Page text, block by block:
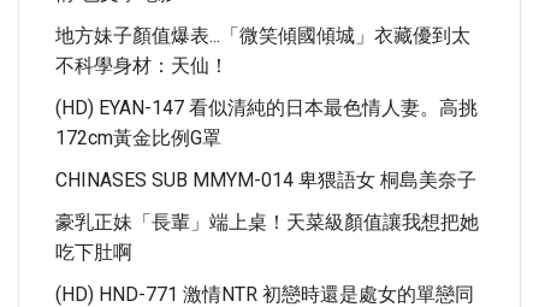
地方妹子顏值爆表...「微笑傾國傾城」衣藏優到太
不科學身材：天仙！
(HD) EYAN-147 看似清純的日本最色情人妻。高挑
172cm黃金比例G罩
CHINASES SUB MMYM-014 卑猥語女 桐島美奈子
豪乳正妹「長輩」端上桌！天菜級顏值讓我想把她
吃下肚啊
(HD) HND-771 激情NTR 初戀時還是處女的單戀同